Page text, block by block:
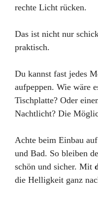
rechte Licht rücken.
Das ist nicht nur
praktisch.
Du kannst fast jedes
aufpeppen. Wie wäre
Tischplatte? Oder
Nachtlicht? Die
Achte beim Einbau auf
und Bad. So bleiben
schön und sicher. Mit
die Helligkeit ganz